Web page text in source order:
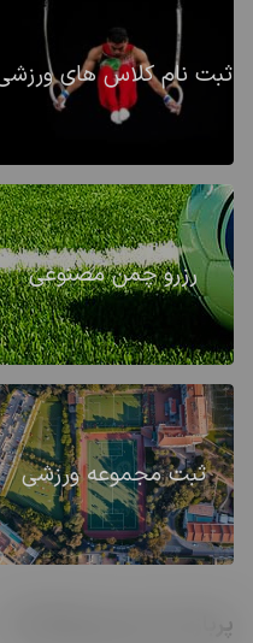
ثبت نام کلاس های
رزرو چمن مصنوعی
ثبت مجموعه ورزشی
پربازدید ترین ورزشگاه ها